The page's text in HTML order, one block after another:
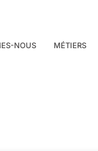
NOUS MÉTIERS